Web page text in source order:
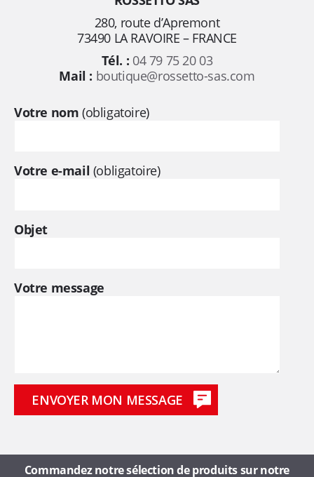
280, route d’Apremont
73490 LA RAVOIRE – FRANCE
Tél. : 04 79 75 20 03
Mail : boutique@rossetto-sas.com
Votre nom (obligatoire)
Votre e-mail (obligatoire)
Objet
Votre message
Commandez notre sélection de produits sur notre